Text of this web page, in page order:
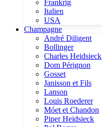
Frankrig
Italien
USA
Champagne
André Diligent
Bollinger
Charles Heidsieck
Dom Pérignon
Gosset
Janisson et Fils
Lanson
Louis Roederer
Móet et Chandon
Piper Heidsieck